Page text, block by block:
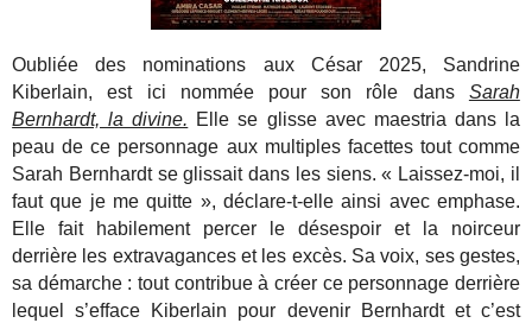
Oubliée des nominations aux César 2025, Sandrine
Kiberlain, est ici nommée pour son rôle dans Sarah
Bernhardt, la divine. Elle se glisse avec maestria dans la
peau de ce personnage aux multiples facettes tout comme
Sarah Bernhardt se glissait dans les siens. « Laissez-moi, il
faut que je me quitte », déclare-t-elle ainsi avec emphase.
Elle fait habilement percer le désespoir et la noirceur
derrière les extravagances et les excès. Sa voix, ses gestes,
sa démarche : tout contribue à créer ce personnage derrière
lequel s’efface Kiberlain pour devenir Bernhardt et c’est